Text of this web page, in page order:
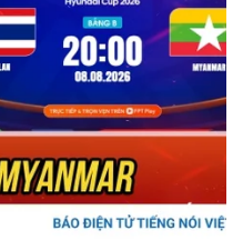
Giải trí